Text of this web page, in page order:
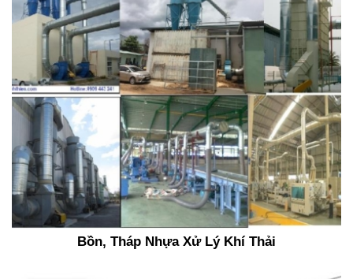
Bồn, Tháp Nhựa Xử Lý Khí Thải